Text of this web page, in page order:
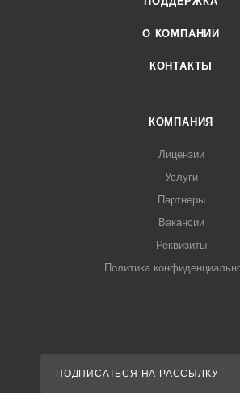
О КОМПАНИИ
КОНТАКТЫ
КОМПАНИЯ
Лицензии
Услуги
Партнеры
Вакансии
Реквизиты
Политика
ПОДПИСАТЬСЯ НА РАССЫЛКУ